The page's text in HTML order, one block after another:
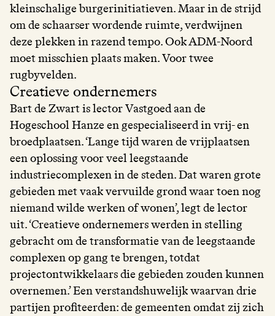
kleinschalige burgerinitiatieven. Maar in de strijd
om de schaarser wordende ruimte, verdwijnen
deze plekken in razend tempo. Ook ADM-Noord
moet misschien plaats maken. Voor twee
rugbyvelden.
Creatieve ondernemers
Bart de Zwart is lector Vastgoed aan de
Hogeschool Hanze en gespecialiseerd in vrij- en
broedplaatsen. ‘Lange tijd waren de vrijplaatsen
een oplossing voor veel leegstaande
industriecomplexen in de steden. Dat waren grote
gebieden met vaak vervuilde grond waar toen nog
niemand wilde werken of wonen’, legt de lector
uit. ‘Creatieve ondernemers werden in stelling
gebracht om de transformatie van de leegstaande
complexen op gang te brengen, totdat
projectontwikkelaars die gebieden zouden kunnen
overnemen.’ Een verstandshuwelijk waarvan drie
partijen profiteerden: de gemeenten omdat zij zich